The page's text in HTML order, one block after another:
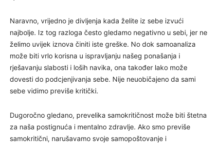
Naravno, vrijedno je divljenja kada želite iz sebe izvući
najbolje. Iz tog razloga često gledamo negativno u sebi, jer ne
želimo uvijek iznova činiti iste greške. No dok samoanaliza
može biti vrlo korisna u ispravljanju našeg ponašanja i
rješavanju slabosti i loših navika, ona također lako može
dovesti do podcjenjivanja sebe. Nije neuobičajeno da sami
sebe vidimo previše kritički.
Dugoročno gledano, prevelika samokritičnost može biti štetna
za naša postignuća i mentalno zdravlje. Ako smo previše
samokritični, narušavamo svoje samopoštovanje i